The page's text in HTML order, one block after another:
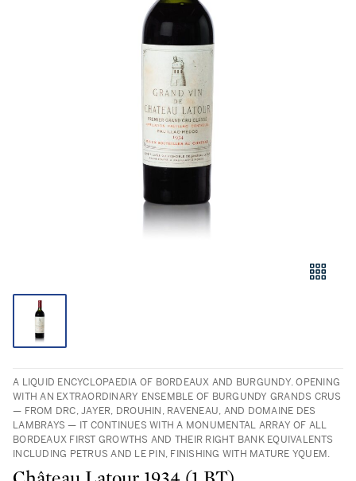
A LIQUID ENCYCLOPAEDIA OF BORDEAUX AND BURGUNDY. OPENING
WITH AN EXTRAORDINARY ENSEMBLE OF BURGUNDY GRANDS CRUS
— FROM DRC, JAYER, DROUHIN, RAVENEAU, AND DOMAINE DES
LAMBRAYS — IT CONTINUES WITH A MONUMENTAL ARRAY OF ALL
BORDEAUX FIRST GROWTHS AND THEIR RIGHT BANK EQUIVALENTS
INCLUDING PETRUS AND LE PIN, FINISHING WITH MATURE YQUEM.